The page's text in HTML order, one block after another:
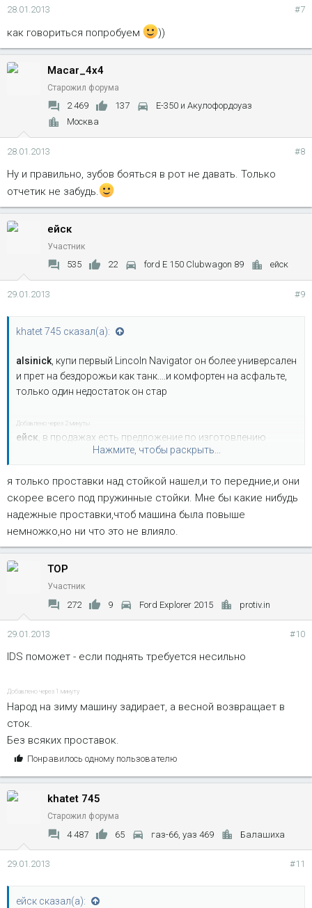
28.01.2013 #7
как говориться попробуем ))
Macar_4x4
Старожил форума
2 469 137
Е-350 и Акулофордоуаз
Москва
28.01.2013 #8
Ну и правильно, зубов бояться в рот не давать. Только
отчетик не забудь.
ейск
Участник
535 22 ford E 150 Clubwagon 89 ейск
29.01.2013 #9
khatet 745 сказал(а):
alsinick , купи первый Lincoln Navigator он более универсален
и прет на бездорожьи как танк....и комфортен на асфальте,
только один недостаток он стар
Добавлено через 2 минуты
ейск , в продажах есть предложение по изготовлению
проставок и не толькоНажмите, чтобы раскрыть...
я только проставки над стойкой нашел,и то передние,и они
скорее всего под пружинные стойки. Мне бы какие нибудь
надежные проставки,чтоб машина была повыше
немножко,но ни что это не влияло.
TOP
Участник
272 9 Ford Explorer 2015 protiv.in
29.01.2013 #10
IDS поможет - если поднять требуется несильно
Добавлено через 1 минуту
Народ на зиму машину задирает, а весной возвращает в
сток.
Без всяких проставок.
С
м
:
Понравилось одному пользователю
khatet 745
Старожил форума
4 487 65 газ-66, уаз 469 Балашиха
29.01.2013 #11
ейск сказал(а):